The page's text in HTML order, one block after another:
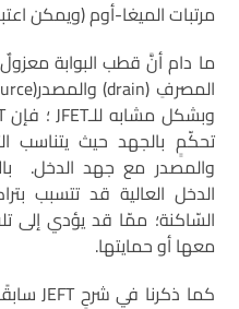
مرتبات الميغا-أوم (ويمكن
ما دام أنَّ قطب البوابة معزولٌ
تحكّمٍ بالجهد حيث يتناسب
والمصدر مع جهد الدخل.
الدخل العالية قد تتسبب
السّاكنة؛ ممّا قد يؤدي إلى
معها أو حمايتها.